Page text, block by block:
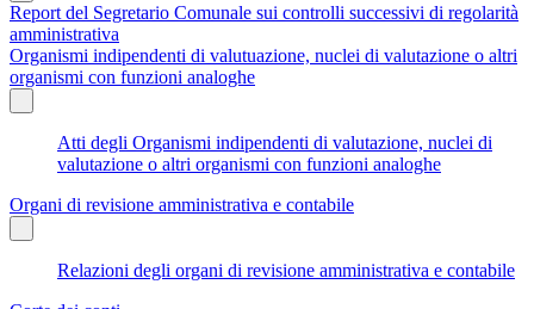
Report del Segretario Comunale sui controlli successivi di regolarità
amministrativa
Organismi indipendenti di valutuazione, nuclei di valutazione o altri
organismi con funzioni analoghe
Atti degli Organismi indipendenti di valutazione, nuclei di
valutazione o altri organismi con funzioni analoghe
Organi di revisione amministrativa e contabile
Relazioni degli organi di revisione amministrativa e contabile